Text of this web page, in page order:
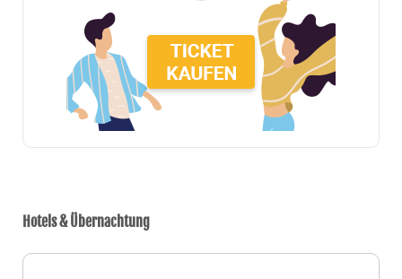
Hotels & Übernachtung